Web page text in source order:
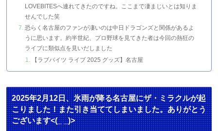
LOVEBITESへ連れてきたのですね。ここまで凄まじいとは知りま
せんでした笑
恐らく名古屋のファンが凄いのは中日ドラゴンズと関係があるよ
うに思います。約半世紀、プロ野球を見てきた者は今回の熱狂の
ライブに類似点を見いだしました
【ラブバイツ ライブ 2025 グッズ】名古屋
2025年2月12日、氷雨が降る名古屋にザ・ミラクルが起
こりました！また引き当ててしまいました。ありがとう
ございます<(_ _)>